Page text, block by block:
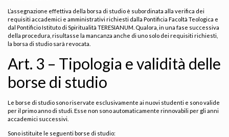
L’assegnazione effettiva della borsa di studio è subordinata alla verifica dei
requisiti accademici e amministrativi richiesti dalla Pontificia Facoltà Teologica e
dal Pontificio Istituto di Spiritualità TERESIANUM. Qualora, in una fase successiva
della procedura, risultasse la mancanza anche di uno solo dei requisiti richiesti,
la borsa di studio sarà revocata.
Art. 3 – Tipologia e validità delle
borse di studio
Le borse di studio sono riservate esclusivamente ai nuovi studenti e sono valide
per il primo anno di studi. Esse non sono automaticamente rinnovabili per gli anni
accademici successivi.
Sono istituite le seguenti borse di studio: